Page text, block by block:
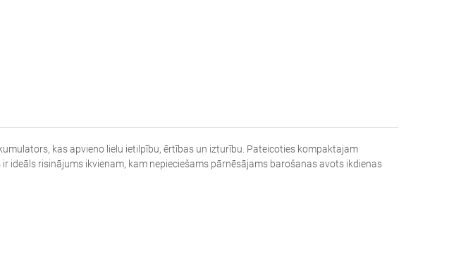
kas apvieno lielu ietilpību, ērtības un izturību. Pateicoties kompaktajam
ideāls risinājums ikvienam, kam nepieciešams pārnēsājams barošanas avots ikdienas